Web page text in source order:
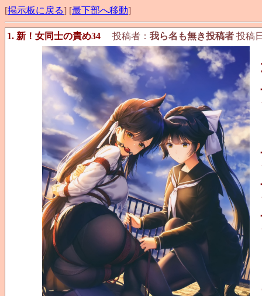
[掲示板に戻る] [最下部へ移動]
1. 新！女同士の責め34 投稿者： 我ら名も無き投稿者 投稿